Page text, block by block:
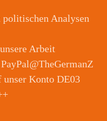
politischen Analysen
Arbeit
unser Konto DE03